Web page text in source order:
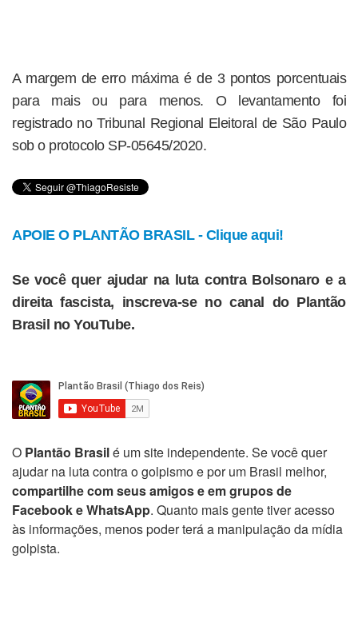
A margem de erro máxima é de 3 pontos porcentuais
para mais ou para menos. O levantamento foi
registrado no Tribunal Regional Eleitoral de São Paulo
sob o protocolo SP-05645/2020.
APOIE O PLANTÃO BRASIL - Clique aqui!
Se você quer ajudar na luta contra Bolsonaro e a
direita fascista, inscreva-se no canal do Plantão
Brasil no YouTube.
O Plantão Brasilé um site independente. Se você quer
ajudar na luta contra o golpismo e por um Brasil melhor,
compartilhe com seus amigos e em grupos de
Facebook e WhatsApp. Quanto mais gente tiver acesso
às informações, menos poder terá a manipulação da mídia
golpista.